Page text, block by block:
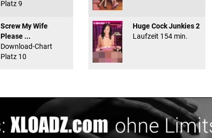
Platz 9
Screw My Wife
Please ...
Download-Chart
Platz 10
Huge Cock Junkies 2
Laufzeit 154 min.